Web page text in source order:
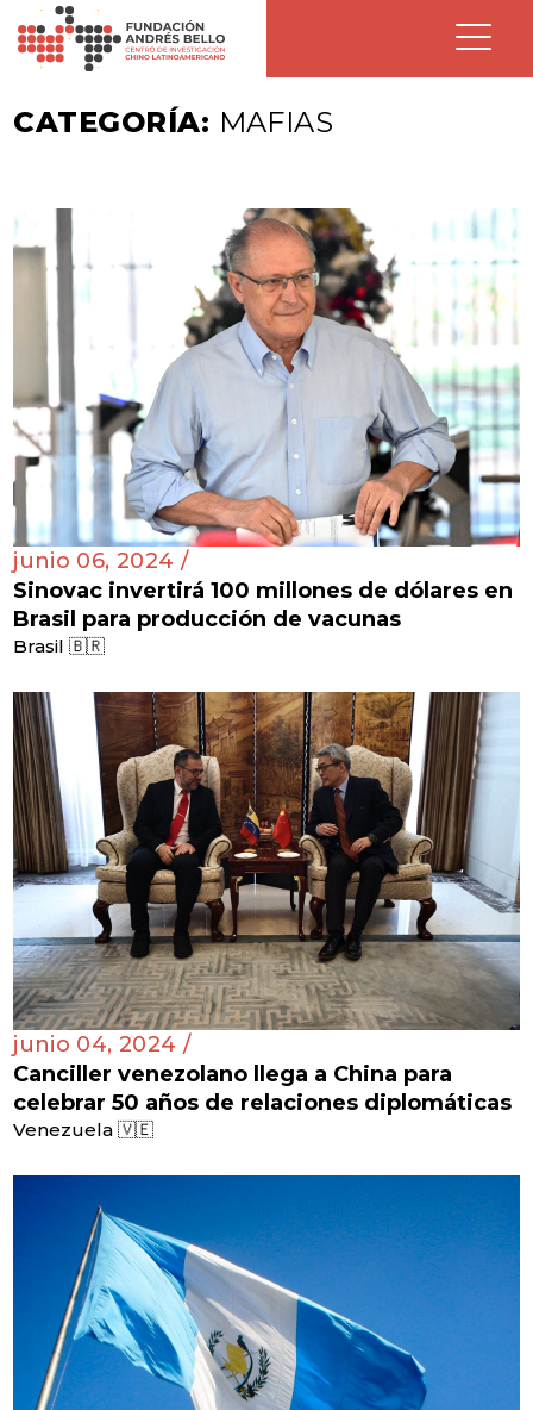
CATEGORÍA: MAFIAS
junio 06, 2024 /
Sinovac invertirá 100 millones de dólares en
Brasil para producción de vacunas
Brasil 🇧🇷
junio 04, 2024 /
Canciller venezolano llega a China para
celebrar 50 años de relaciones diplomáticas
Venezuela 🇻🇪